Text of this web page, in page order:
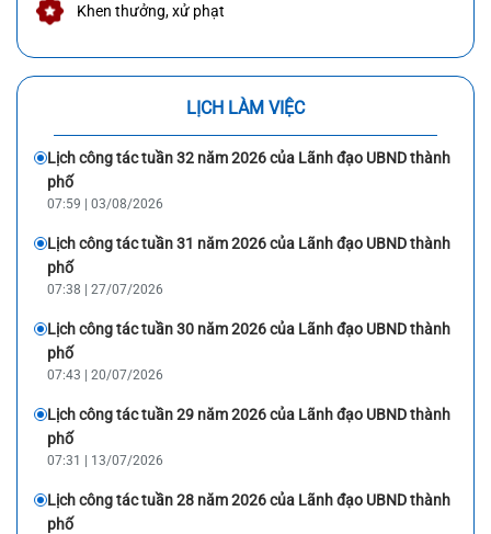
Khen thưởng, xử phạt
LỊCH LÀM VIỆC
Lịch công tác tuần 32 năm 2026 của Lãnh đạo UBND thành
phố
07:59 | 03/08/2026
Lịch công tác tuần 31 năm 2026 của Lãnh đạo UBND thành
phố
07:38 | 27/07/2026
Lịch công tác tuần 30 năm 2026 của Lãnh đạo UBND thành
phố
07:43 | 20/07/2026
Lịch công tác tuần 29 năm 2026 của Lãnh đạo UBND thành
phố
07:31 | 13/07/2026
Lịch công tác tuần 28 năm 2026 của Lãnh đạo UBND thành
phố